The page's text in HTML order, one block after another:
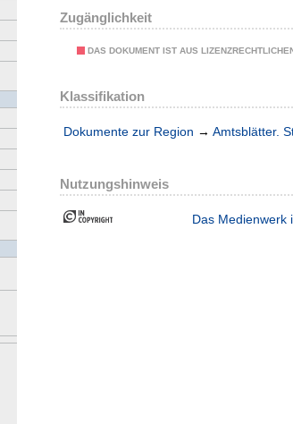
Zugänglichkeit
DAS DOKUMENT IST AUS
Klassifikation
Dokumente zur Region → Amtsblätter.
Nutzungshinweis
Das Medienwerk